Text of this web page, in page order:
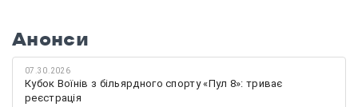
Анонси
07.30.2026
Кубок Воїнів з більярдного спорту «Пул 8»: триває
реєстрація